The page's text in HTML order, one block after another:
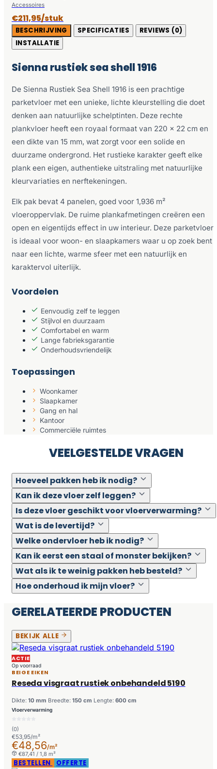
Accessoires
€211,95/stuk
BESCHRIJVING SPECIFICATIES
REVIEWS (0)
INSTALLATIE
Sienna rustiek sea shell 1916
De Sienna Rustiek Sea Shell 1916 is een prachtige
parketvloer met een unieke, lichte kleurstelling die doet
denken aan natuurlijke schelptinten. Deze rechte
plankvloer heeft een royaal formaat van 220 x 22 cm en
een dikte van 15 mm, wat zorgt voor een solide en
duurzame ondergrond. Het rustieke karakter geeft elke
plank een eigen, authentieke uitstraling met natuurlijke
kleurvariaties en nerftekeningen.
Elk pak bevat 4 panelen, goed voor 1,936 m²
vloeroppervlak. De ruime plankafmetingen creëren een
open en eigentijds effect in uw interieur. Deze parketvloer
is ideaal voor woon- en slaapkamers waar u op zoek bent
naar een lichte, warme sfeer met een natuurlijk en
karaktervol uiterlijk.
Voordelen
Eenvoudig zelf te leggen
Stijlvol en duurzaam
Comfortabel en warm
Lange fabrieksgarantie
Onderhoudsvriendelijk
Toepassingen
Woonkamer
Slaapkamer
Gang en hal
Kantoor
Commerciële ruimtes
VEELGESTELDE VRAGEN
Hoeveel pakken heb ik nodig?
Kan ik deze vloer zelf leggen?
Is deze vloer geschikt voor vloerverwarming?
Wat is de levertijd?
Welke ondervloer heb ik nodig?
Kan ik eerst een staal of monster bekijken?
Wat als ik te weinig pakken heb besteld?
Hoe onderhoud ik mijn vloer?
GERELATEERDE PRODUCTEN
BEKIJK ALLE
ACTIE
Op voorraad
BEIGE EIKEN
Reseda visgraat rustiek onbehandeld 5190
Dikte: 10 mm Breedte: 150 cm Lengte: 600 cm
Vloerverwarming
(0)
€53,95/m²
€48,56/m²
€87,41 / 1,8 m²
BESTELLEN OFFERTE